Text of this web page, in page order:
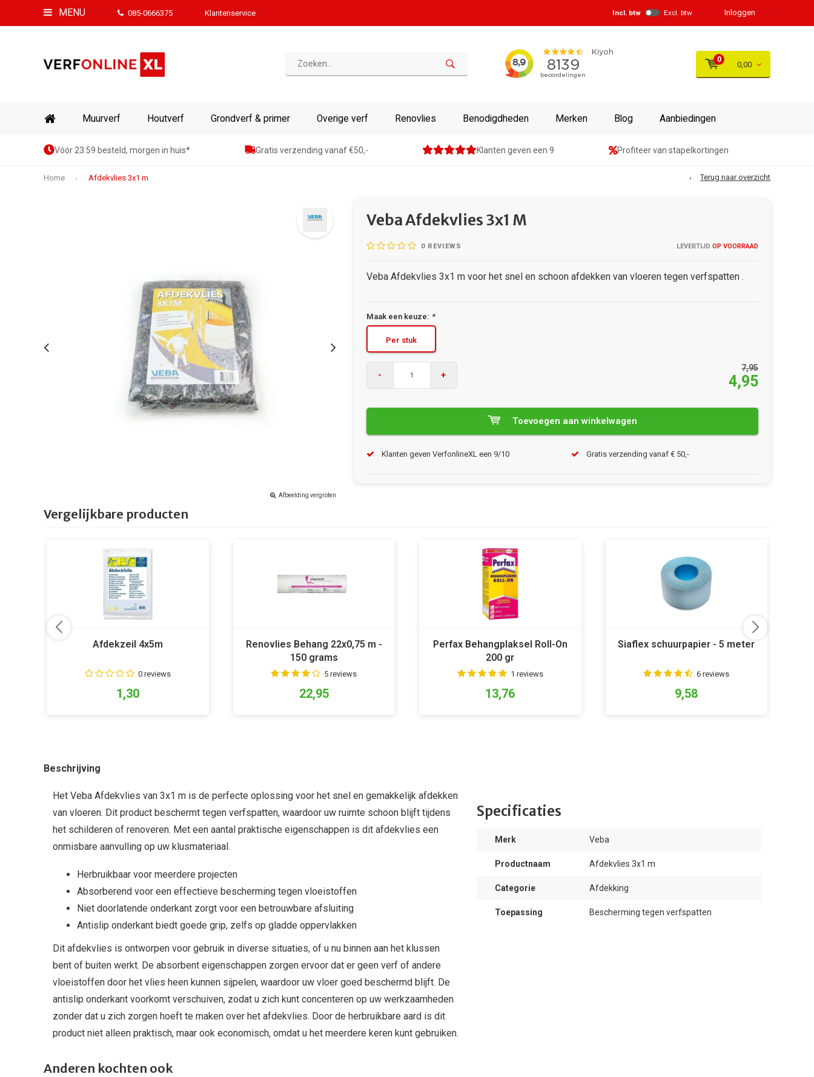
MENU 085-0666375 Klantenservice Incl. btw Excl. btw Inloggen
0
0,00
Muurverf Houtverf Grondverf & primer Overige verf Renovlies Benodigdheden Merken Blog Aanbiedingen
Vóór 23:59 besteld, morgen in huis* Gratis verzending vanaf €50,- Klanten geven een 9 Profiteer van stapelkortingen
Home Afdekvlies 3x1 m Terug naar overzicht
Afbeelding vergroten
Veba Afdekvlies 3x1 M
0REVIEWS LEVERTIJD OP VOORRAAD
Veba Afdekvlies 3x1 m voor het snel en schoon afdekken van vloeren tegen verfspatten .
Maak een keuze: *
Per stuk
- +
7,95
4,95
Toevoegen aan winkelwagen
Klanten geven VerfonlineXL een 9/10 Gratis verzending vanaf € 50,-
Vergelijkbare producten
Afdekzeil 4x5m
0 reviews
1,30
Renovlies Behang 22x0,75 m -
150 grams
5 reviews
22,95
Perfax Behangplaksel Roll-On
200 gr
1 reviews
13,76
Siaflex schuurpapier - 5 meter
6 reviews
9,58
Beschrijving
Het Veba Afdekvlies van 3x1 m is de perfecte oplossing voor het snel en gemakkelijk afdekken
van vloeren. Dit product beschermt tegen verfspatten, waardoor uw ruimte schoon blijft tijdens
het schilderen of renoveren. Met een aantal praktische eigenschappen is dit afdekvlies een
onmisbare aanvulling op uw klusmateriaal.
Herbruikbaar voor meerdere projecten
Absorberend voor een effectieve bescherming tegen vloeistoffen
Niet doorlatende onderkant zorgt voor een betrouwbare afsluiting
Antislip onderkant biedt goede grip, zelfs op gladde oppervlakken
Dit afdekvlies is ontworpen voor gebruik in diverse situaties, of u nu binnen aan het klussen
bent of buiten werkt. De absorbent eigenschappen zorgen ervoor dat er geen verf of andere
vloeistoffen door het vlies heen kunnen sijpelen, waardoor uw vloer goed beschermd blijft. De
antislip onderkant voorkomt verschuiven, zodat u zich kunt concenteren op uw werkzaamheden
zonder dat u zich zorgen hoeft te maken over het afdekvlies. Door de herbruikbare aard is dit
product niet alleen praktisch, maar ook economisch, omdat u het meerdere keren kunt gebruiken.
Specificaties
Merk Veba
Productnaam Afdekvlies 3x1 m
Categorie Afdekking
Toepassing Bescherming tegen verfspatten
Anderen kochten ook